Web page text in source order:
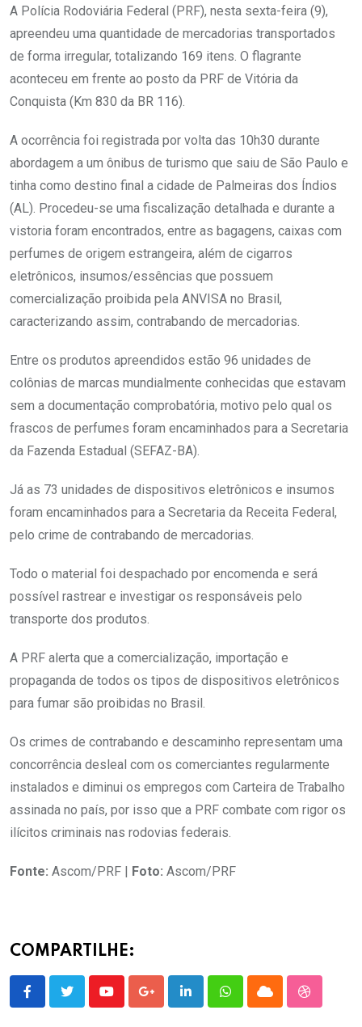
A Polícia Rodoviária Federal (PRF), nesta sexta-feira (9),
apreendeu uma quantidade de mercadorias transportados
de forma irregular, totalizando 169 itens. O flagrante
aconteceu em frente ao posto da PRF de Vitória da
Conquista (Km 830 da BR 116).
A ocorrência foi registrada por volta das 10h30 durante
abordagem a um ônibus de turismo que saiu de São Paulo e
tinha como destino final a cidade de Palmeiras dos Índios
(AL). Procedeu-se uma fiscalização detalhada e durante a
vistoria foram encontrados, entre as bagagens, caixas com
perfumes de origem estrangeira, além de cigarros
eletrônicos, insumos/essências que possuem
comercialização proibida pela ANVISA no Brasil,
caracterizando assim, contrabando de mercadorias.
Entre os produtos apreendidos estão 96 unidades de
colônias de marcas mundialmente conhecidas que estavam
sem a documentação comprobatória, motivo pelo qual os
frascos de perfumes foram encaminhados para a Secretaria
da Fazenda Estadual (SEFAZ-BA).
Já as 73 unidades de dispositivos eletrônicos e insumos
foram encaminhados para a Secretaria da Receita Federal,
pelo crime de contrabando de mercadorias.
Todo o material foi despachado por encomenda e será
possível rastrear e investigar os responsáveis pelo
transporte dos produtos.
A PRF alerta que a comercialização, importação e
propaganda de todos os tipos de dispositivos eletrônicos
para fumar são proibidas no Brasil.
Os crimes de contrabando e descaminho representam uma
concorrência desleal com os comerciantes regularmente
instalados e diminui os empregos com Carteira de Trabalho
assinada no país, por isso que a PRF combate com rigor os
ilícitos criminais nas rodovias federais.
Fonte: Ascom/PRF | Foto: Ascom/PRF
COMPARTILHE:
YoutubeGoogle+LinkedInWhatsappCloud